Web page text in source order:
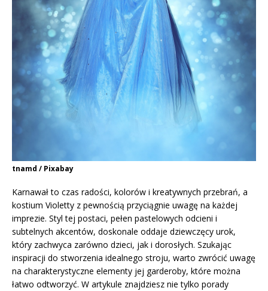
tnamd / Pixabay
Karnawał to czas radości, kolorów i kreatywnych przebrań, a
kostium Violetty z pewnością przyciągnie uwagę na każdej
imprezie. Styl tej postaci, pełen pastelowych odcieni i
subtelnych akcentów, doskonale oddaje dziewczęcy urok,
który zachwyca zarówno dzieci, jak i dorosłych. Szukając
inspiracji do stworzenia idealnego stroju, warto zwrócić uwagę
na charakterystyczne elementy jej garderoby, które można
łatwo odtworzyć. W artykule znajdziesz nie tylko porady